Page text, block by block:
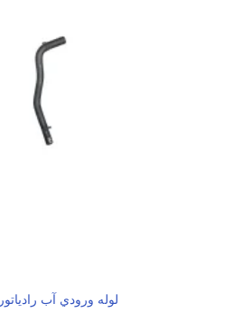
لوله ورودي آب رادياتور x5